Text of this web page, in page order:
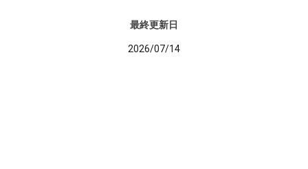
最終更新日
2026/07/14